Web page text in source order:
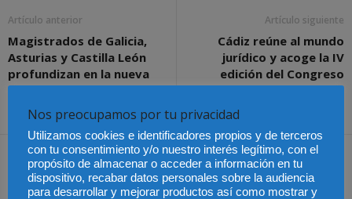
Artículo anterior
Magistrados de Galicia,
Asturias y Castilla León
profundizan en la nueva
ley de la jurisdicción social
Artículo siguiente
Cádiz reúne al mundo
jurídico y acoge la IV
edición del Congreso
Iberoamericano de
Artículos relacionados Más del autor
Nos preocupamos por tu privacidad
Utilizamos cookies e identificadores propios y de terceros
con tu consentimiento y/o nuestro interés legítimo, con el
propósito de almacenar o acceder a información en tu
dispositivo, recabar datos personales sobre la audiencia
para desarrollar y mejorar productos así como mostrar y